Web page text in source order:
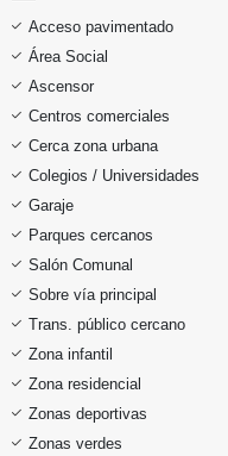
Acceso pavimentado
Área Social
Ascensor
Centros comerciales
Cerca zona urbana
Colegios / Universidades
Garaje
Parques cercanos
Salón Comunal
Sobre vía principal
Trans. público cercano
Zona infantil
Zona residencial
Zonas deportivas
Zonas verdes